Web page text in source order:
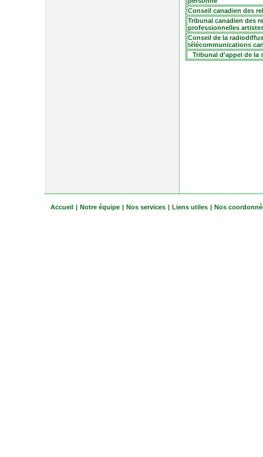
Conseil canadien des
Tribunal canadien des
professionnelles
Conseil de la
télécommunications
Tribunal d'appel de la
Accueil | Notre équipe | Nos services | Liens utiles | Nos